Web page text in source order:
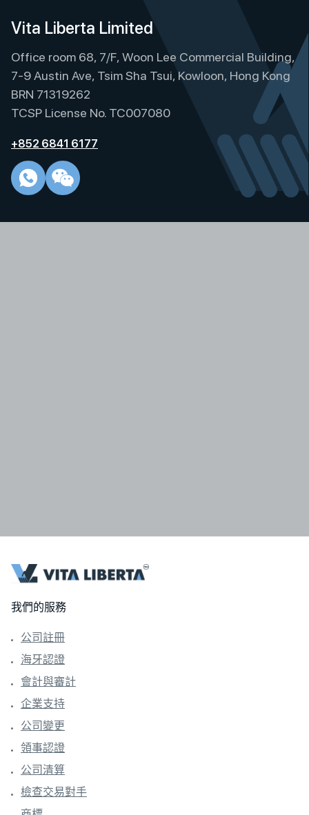
a
v
e
Vita Liberta Limited
Office room 68, 7/F, Woon Lee Commercial Building,
7-9 Austin Ave, Tsim Sha Tsui, Kowloon, Hong Kong
BRN 71319262
TCSP License No. TC007080
+852 6841 6177
我們的服務
公司註冊
海牙認證
會計與審計
企業支持
公司變更
領事認證
公司清算
檢查交易對手